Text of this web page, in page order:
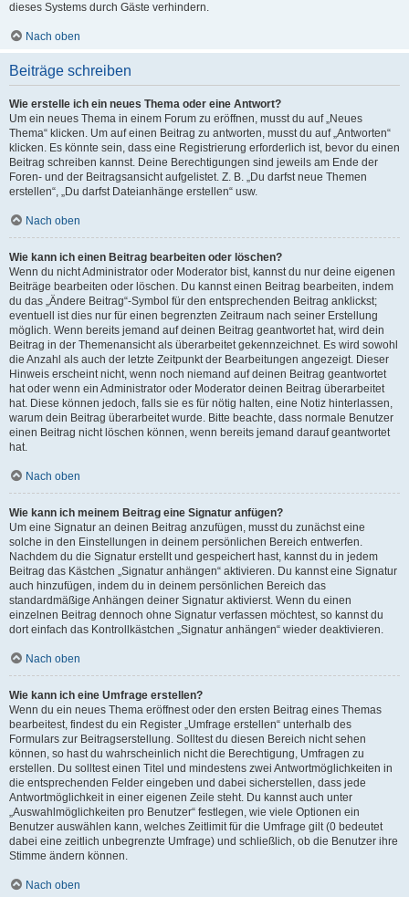
dieses Systems durch Gäste verhindern.
Nach oben
Beiträge schreiben
Wie erstelle ich ein neues Thema oder eine Antwort?
Um ein neues Thema in einem Forum zu eröffnen, musst du auf „Neues
Thema“ klicken. Um auf einen Beitrag zu antworten, musst du auf „Antworten“
klicken. Es könnte sein, dass eine Registrierung erforderlich ist, bevor du einen
Beitrag schreiben kannst. Deine Berechtigungen sind jeweils am Ende der
Foren- und der Beitragsansicht aufgelistet. Z. B. „Du darfst neue Themen
erstellen“, „Du darfst Dateianhänge erstellen“ usw.
Nach oben
Wie kann ich einen Beitrag bearbeiten oder löschen?
Wenn du nicht Administrator oder Moderator bist, kannst du nur deine eigenen
Beiträge bearbeiten oder löschen. Du kannst einen Beitrag bearbeiten, indem
du das „Ändere Beitrag“-Symbol für den entsprechenden Beitrag anklickst;
eventuell ist dies nur für einen begrenzten Zeitraum nach seiner Erstellung
möglich. Wenn bereits jemand auf deinen Beitrag geantwortet hat, wird dein
Beitrag in der Themenansicht als überarbeitet gekennzeichnet. Es wird sowohl
die Anzahl als auch der letzte Zeitpunkt der Bearbeitungen angezeigt. Dieser
Hinweis erscheint nicht, wenn noch niemand auf deinen Beitrag geantwortet
hat oder wenn ein Administrator oder Moderator deinen Beitrag überarbeitet
hat. Diese können jedoch, falls sie es für nötig halten, eine Notiz hinterlassen,
warum dein Beitrag überarbeitet wurde. Bitte beachte, dass normale Benutzer
einen Beitrag nicht löschen können, wenn bereits jemand darauf geantwortet
hat.
Nach oben
Wie kann ich meinem Beitrag eine Signatur anfügen?
Um eine Signatur an deinen Beitrag anzufügen, musst du zunächst eine
solche in den Einstellungen in deinem persönlichen Bereich entwerfen.
Nachdem du die Signatur erstellt und gespeichert hast, kannst du in jedem
Beitrag das Kästchen „Signatur anhängen“ aktivieren. Du kannst eine Signatur
auch hinzufügen, indem du in deinem persönlichen Bereich das
standardmäßige Anhängen deiner Signatur aktivierst. Wenn du einen
einzelnen Beitrag dennoch ohne Signatur verfassen möchtest, so kannst du
dort einfach das Kontrollkästchen „Signatur anhängen“ wieder deaktivieren.
Nach oben
Wie kann ich eine Umfrage erstellen?
Wenn du ein neues Thema eröffnest oder den ersten Beitrag eines Themas
bearbeitest, findest du ein Register „Umfrage erstellen“ unterhalb des
Formulars zur Beitragserstellung. Solltest du diesen Bereich nicht sehen
können, so hast du wahrscheinlich nicht die Berechtigung, Umfragen zu
erstellen. Du solltest einen Titel und mindestens zwei Antwortmöglichkeiten in
die entsprechenden Felder eingeben und dabei sicherstellen, dass jede
Antwortmöglichkeit in einer eigenen Zeile steht. Du kannst auch unter
„Auswahlmöglichkeiten pro Benutzer“ festlegen, wie viele Optionen ein
Benutzer auswählen kann, welches Zeitlimit für die Umfrage gilt (0 bedeutet
dabei eine zeitlich unbegrenzte Umfrage) und schließlich, ob die Benutzer ihre
Stimme ändern können.
Nach oben